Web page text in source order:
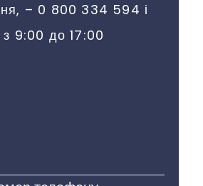
– 0 800 334 594 і
з 9:00 до 17:00